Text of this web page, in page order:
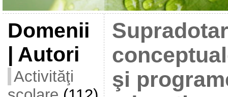
Domenii
| Autori
Activităţi
şi